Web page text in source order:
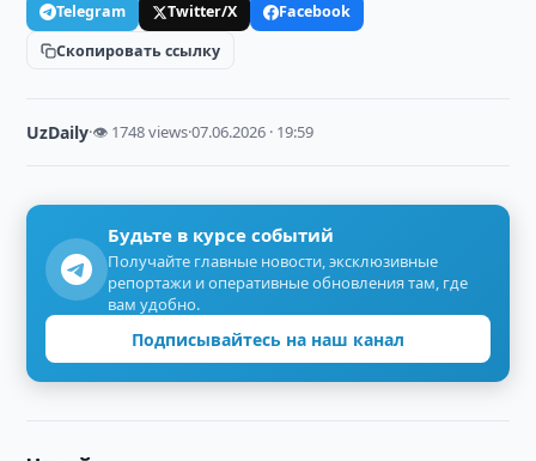
Telegram Twitter/X
Facebook
Скопировать ссылку
UzDaily·👁 1748 views·07.06.2026 · 19:59
Будьте в курсе событий
Получайте главные новости, эксклюзивные
репортажи и оперативные обновления там, где
вам удобно.
Подписывайтесь на наш канал